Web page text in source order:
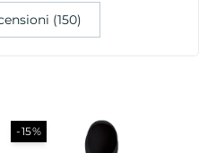
(150)
-15%